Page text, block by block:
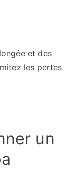
et des
les pertes
un